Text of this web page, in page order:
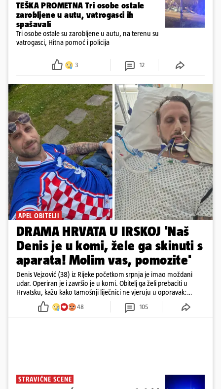
TEŠKA PROMETNA Tri osobe ostale
zarobljene u autu, vatrogasci ih
spašavali
Tri osobe ostale su zarobljene u autu, na terenu su
vatrogasci, Hitna pomoć i policija
3 12
APEL OBITELJI
DRAMA HRVATA U IRSKOJ 'Naš
Denis je u komi, žele ga skinuti s
aparata! Molim vas, pomozite'
Denis Vejzović (38) iz Rijeke početkom srpnja je imao moždani
udar. Operiran je i završio je u komi. Obitelj ga želi prebaciti u
Hrvatsku, kažu kako tamošnji liječnici ne vjeruju u oporavak:
'Imamo 72 sata'
48 105
STRAVIČNE SCENE